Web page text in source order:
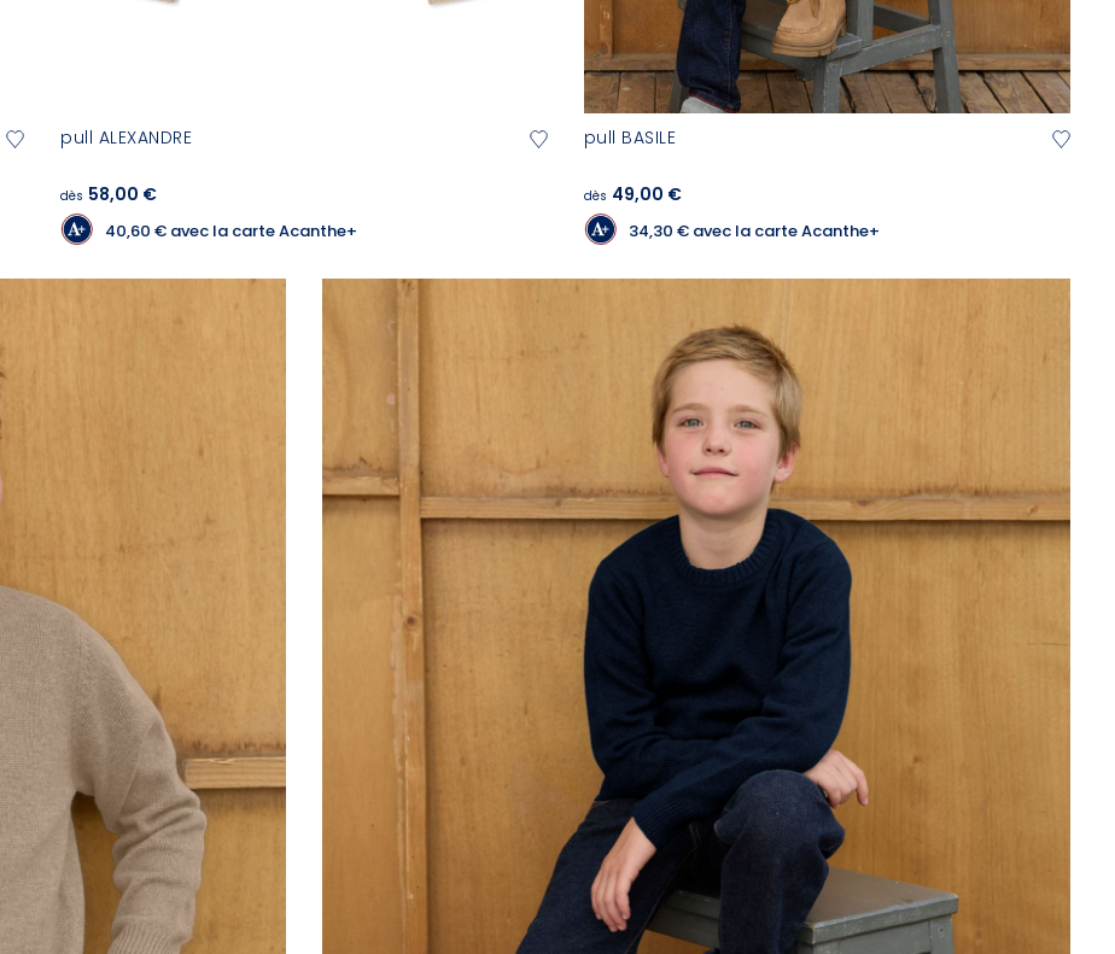
pull ALEXANDRE
dès 58,00 €
40,60 € avec la carte Acanthe+
pull BASILE
dès 49,00 €
34,30 € avec la carte Acanthe+